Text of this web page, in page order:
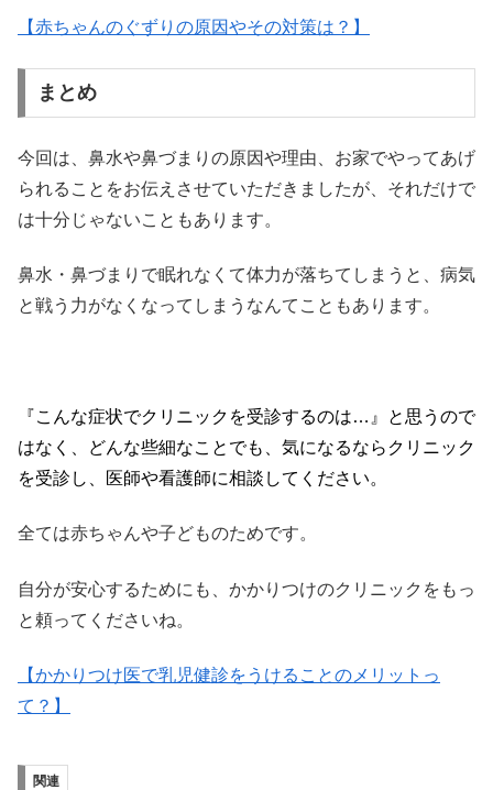
【赤ちゃんのぐずりの原因やその対策は？】
まとめ
今回は、鼻水や鼻づまりの原因や理由、お家でやってあげ
られることをお伝えさせていただきましたが、それだけで
は十分じゃないこともあります。
鼻水・鼻づまりで眠れなくて体力が落ちてしまうと、病気
と戦う力がなくなってしまうなんてこともあります。
『こんな症状でクリニックを受診するのは…』と思うので
はなく、どんな些細なことでも、気になるならクリニック
を受診し、医師や看護師に相談してください。
全ては赤ちゃんや子どものためです。
自分が安心するためにも、かかりつけのクリニックをもっ
と頼ってくださいね。
【かかりつけ医で乳児健診をうけることのメリットっ
て？】
関連